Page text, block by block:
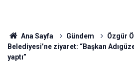
Ana Sayfa Gündem
Özgür
Belediyesi’ne ziyaret: “Başkan
yaptı”